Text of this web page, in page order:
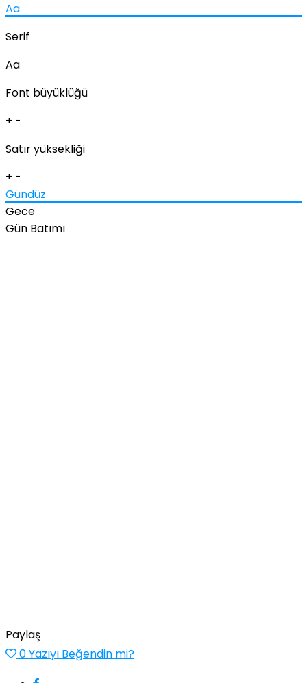
Aa
Serif
Aa
Font büyüklüğü
+ -
Satır yüksekliği
+ -
Gündüz
Gece
Gün Batımı
Paylaş
0Yazıyı Beğendin mi?